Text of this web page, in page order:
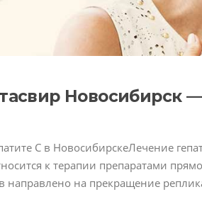
Новосибирск
C в НовосибирскеЛечение
к терапии препаратами
направлено на прекращение